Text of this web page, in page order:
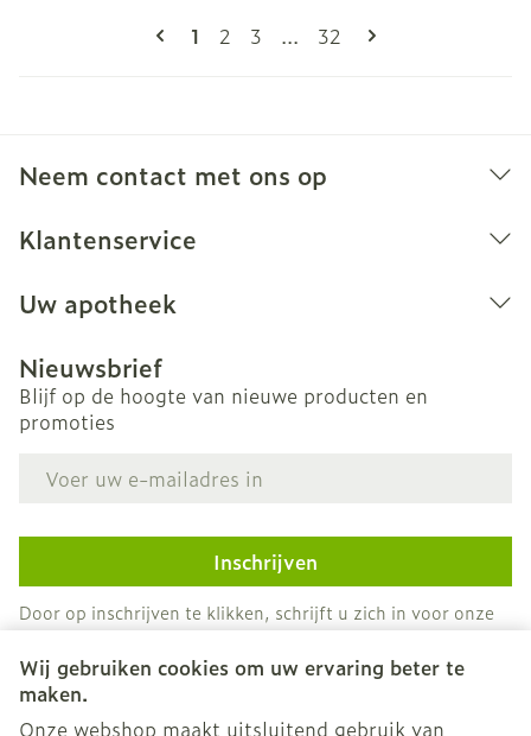
Wij gebruiken cookies om uw ervaring beter te
maken.
Onze webshop maakt uitsluitend gebruik van
Pagina's
U lees momenteel pagina
1 Pagina
2 Pagina
3 ... Pagina
32
Neem contact met ons op
Klantenservice
Uw apotheek
Nieuwsbrief
Blijf op de hoogte van nieuwe producten en
promoties
Inschrijven
Door op inschrijven te klikken, schrijft u zich in voor onze
nieuwsbrief en gaat u akkoord met onzeprivacy policy.